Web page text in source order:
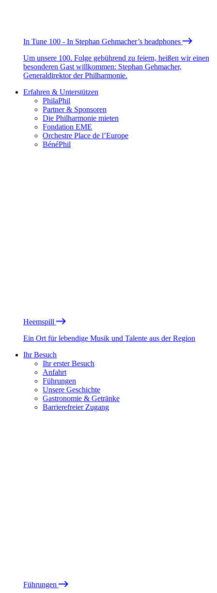
In Tune 100 - In Stephan Gehmacher’s headphones
Um unsere 100. Folge gebührend zu feiern, heißen wir einen
besonderen Gast willkommen: Stephan Gehmacher,
Generaldirektor der Philharmonie.
Erfahren & Unterstützen
PhilaPhil
Partner & Sponsoren
Die Philharmonie mieten
Fondation EME
Orchestre Place de l’Europe
BénéPhil
Heemspill
Ein Ort für lebendige Musik und Talente aus der Region
Ihr Besuch
Ihr erster Besuch
Anfahrt
Führungen
Unsere Geschichte
Gastronomie & Getränke
Barrierefreier Zugang
Führungen